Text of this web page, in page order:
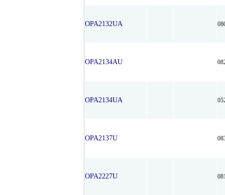
OPA2132UA
OPA2134AU
OPA2134UA
OPA2137U
OPA2227U